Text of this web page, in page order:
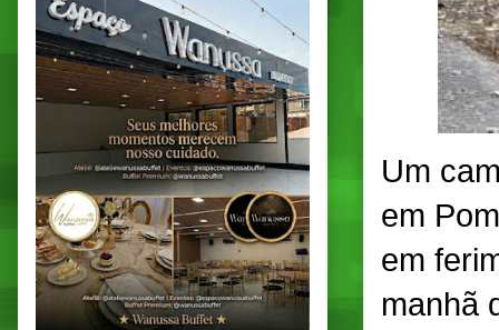
Um
em
em
manhã